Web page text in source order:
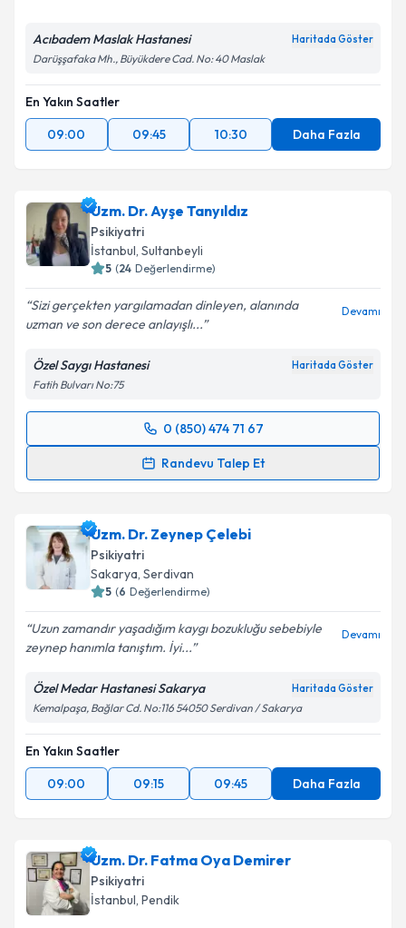
Acıbadem Maslak Hastanesi Haritada Göster
Darüşşafaka Mh., Büyükdere Cad. No: 40 Maslak
En Yakın Saatler
09:00
09:45 10:30 Daha Fazla
Uzm. Dr. Ayşe Tanyıldız
Psikiyatri
İstanbul, Sultanbeyli
5 (24 Değerlendirme)
Sizi gerçekten yargılamadan dinleyen, alanında
uzman ve son derece anlayışlı...
Devamı
Özel Saygı Hastanesi Haritada Göster
Fatih Bulvarı No:75
0 (850) 474 71 67
Randevu Talep Et
Randevu Takvimi Talebi
takvim hazırlandığında e-posta ile bilgilendireceğiz.
E-posta Adresiniz
Kişisel verilerimin işlenmesine ilişkin
kapsamda işlenmesini kabul ediyorum.
Uzm. Dr. Zeynep Çelebi
Psikiyatri
Sakarya, Serdivan
5 (6 Değerlendirme)
Uzun zamandır yaşadığım kaygı bozukluğu sebebiyle
zeynep hanımla tanıştım. İyi...
Devamı
Özel Medar Hastanesi Sakarya Haritada Göster
Kemalpaşa, Bağlar Cd. No:116 54050 Serdivan / Sakarya
En Yakın Saatler
09:00
09:15 09:45 Daha Fazla
Uzm. Dr. Fatma Oya Demirer
Psikiyatri
İstanbul, Pendik